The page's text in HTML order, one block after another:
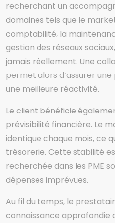
recherchant un
domaines tels que le
comptabilité, la
gestion des réseaux
jamais réellement. Une
permet alors d’assurer
une meilleure réactivité.
Le client bénéficie
prévisibilité financière. Le
identique chaque mois, ce
trésorerie. Cette stabilité
recherchée dans les PME
dépenses imprévues.
Au fil du temps, le
connaissance approfondie